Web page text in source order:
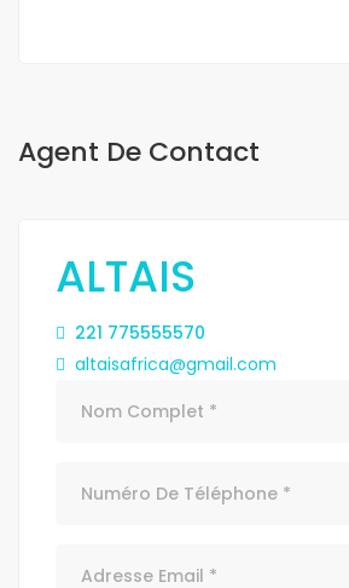
Agent De Contact
ALTAIS
221 775555570
altaisafrica@gmail.com